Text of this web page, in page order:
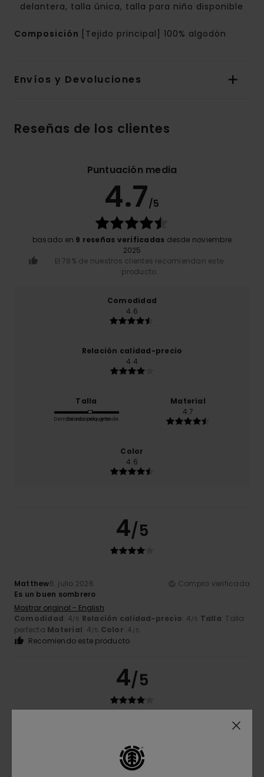
delantera, talla única, talla para niño disponible
Composición [Tejido principal] 100% algodón
Envíos y Devoluciones
Reseñas de los clientes
Puntuación media
4.7/5
basado en 9 reseñas verificadas desde noviembre
2025
El 78% de nuestros clientes recomiendan este
producto
Comodidad
4.6
Relación calidad-precio
4.4
Talla
Demasiado pequeño
Demasiado grande
Material
4.7
Color
4.6
4/5
Matthew6. julio 2026
Compra verificada
Es un buen sombrero
Mostrar original - English
Comodidad: 4/5 Relación calidad-precio: 4/5 Talla: Talla
perfecta Material: 4/5 Color: 4 /5
Recomiendo este producto
4/5
Relación calidad-precio